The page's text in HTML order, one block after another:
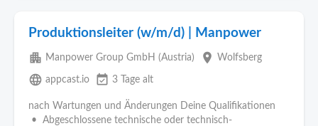
Produktionsleiter (w/m/d) | Manpower
apartment Manpower Group GmbH (Austria) place Wolfsberg
language appcast.io event_available 3 Tage alt
nach Wartungen und Änderungen Deine Qualifikationen
• Abgeschlossene technische oder technisch-